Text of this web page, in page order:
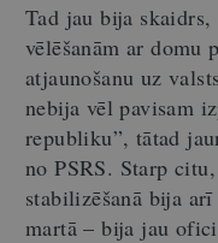
Tad jau bija
vēlēšanām ar domu
atjaunošanu uz
nebija vēl pavisam
republiku”, tātad
no PSRS. Starp
stabilizēšanā bija
martā – bija jau